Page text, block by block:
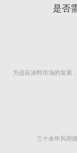
是否
为适应涂料市场的发展
三十余年风雨